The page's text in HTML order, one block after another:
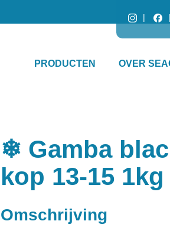
PRODUCTEN OVER
❄ Gamba
kop 13-15 1kg
Omschrijving